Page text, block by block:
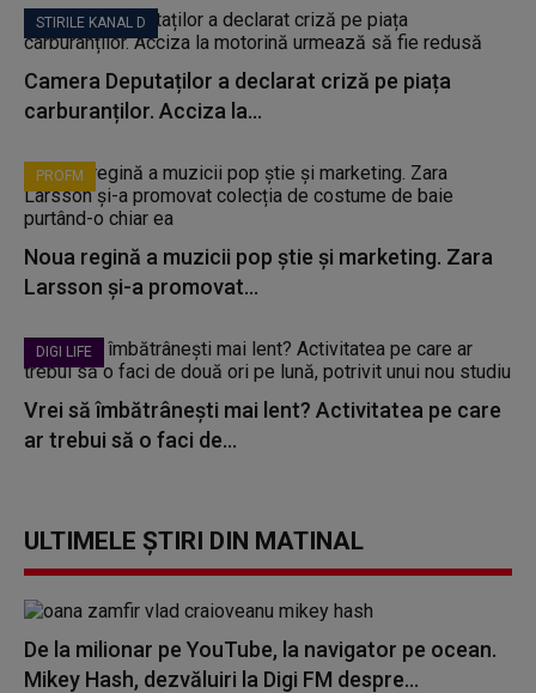
STIRILE KANAL D
Camera Deputaților a declarat criză pe piața
carburanților. Acciza la...
PROFM
Noua regină a muzicii pop știe și marketing. Zara
Larsson și-a promovat...
DIGI LIFE
Vrei să îmbătrânești mai lent? Activitatea pe care
ar trebui să o faci de...
ULTIMELE ȘTIRI DIN MATINAL
De la milionar pe YouTube, la navigator pe ocean.
Mikey Hash, dezvăluiri la Digi FM despre...